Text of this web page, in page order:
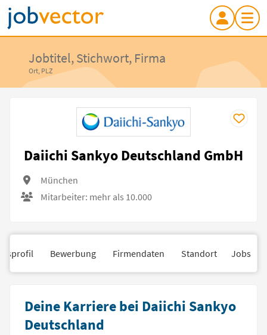
Jobtitel, Stichwort, Firma
Ort, PLZ
Daiichi Sankyo Deutschland GmbH
München
Mitarbeiter: mehr als 10.000
Bewerbung Firmendaten Standort Jobs
Deine Karriere bei Daiichi Sankyo
Deutschland